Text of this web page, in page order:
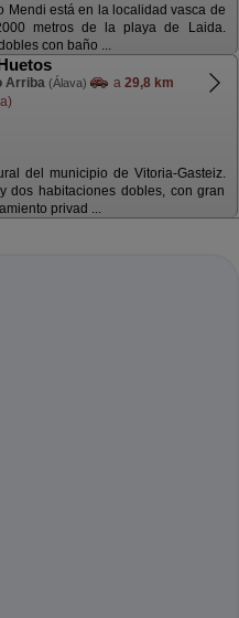
Mendi está en la localidad vasca de
metros de la playa de Laida.
con baño ...
Arriba (Álava) a 29,8 km
del municipio de Vitoria-Gasteiz.
dos habitaciones dobles, con gran
privad ...